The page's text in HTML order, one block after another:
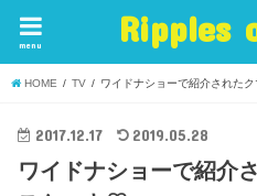
Ripples
menu
HOME TV ワイドナショーで紹介された
2017.12.17 2019.05.28
ワイドナショーで紹介